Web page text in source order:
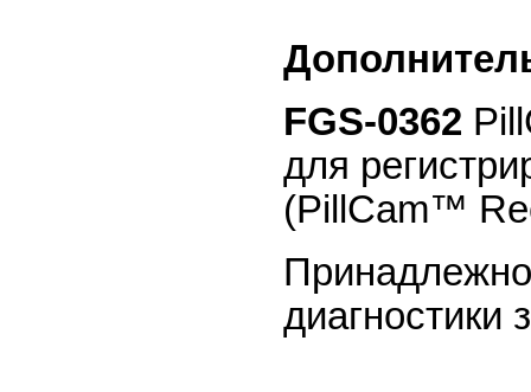
FGS-0362
для
(PillCam™
диагностики